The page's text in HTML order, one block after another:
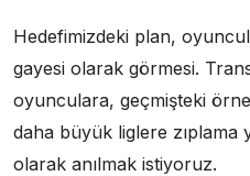
Hedefimizdeki plan,
gayesi olarak görmesi.
oyunculara, geçmişteki
daha büyük liglere zıplama
olarak anılmak istiyoruz.